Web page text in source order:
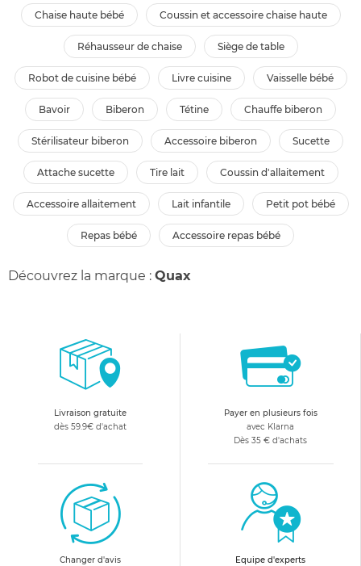
chaise haute bébé coussin et accessoire chaise haute
réhausseur de chaise siège de table
robot de cuisine bébé livre cuisine vaisselle bébé
bavoir biberon tétine chauffe biberon
stérilisateur biberon accessoire biberon sucette
attache sucette tire lait coussin d'allaitement
accessoire allaitement lait infantile petit pot bébé
repas bébé accessoire repas bébé
Découvrez la marque : Quax
Livraison gratuite
dès 59.9€ d'achat
Payer en plusieurs fois
avec Klarna
Dès 35 € d'achats
Changer d'avis
Equipe d'experts